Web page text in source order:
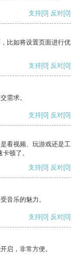
支持[0] 反对[0]
比如将设置页面进行优
支持[0] 反对[0]
需求。
支持[0] 反对[0]
看视频、玩游戏还是工
顿了。
支持[0] 反对[0]
音乐的魅力。
支持[0] 反对[0]
启，非常方便。